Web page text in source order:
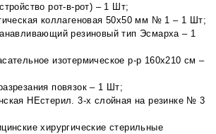
рот-в-рот) – 1 Шт;
коллагеновая 50х50 мм № 1 – 1 Шт;
резиновый тип Эсмарха – 1
изотермическое р-р 160х210 см –
повязок – 1 Шт;
НЕстерил. 3-х слойная на резинке № 3
хирургические стерильные